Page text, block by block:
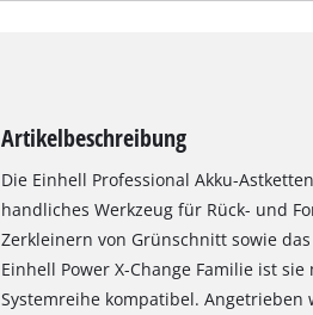
Artikelbeschreibung
Die Einhell Professional Akku-
handliches Werkzeug für Rück- und
Zerkleinern von Grünschnitt sowie
Einhell Power X-Change Familie ist
Systemreihe kompatibel.